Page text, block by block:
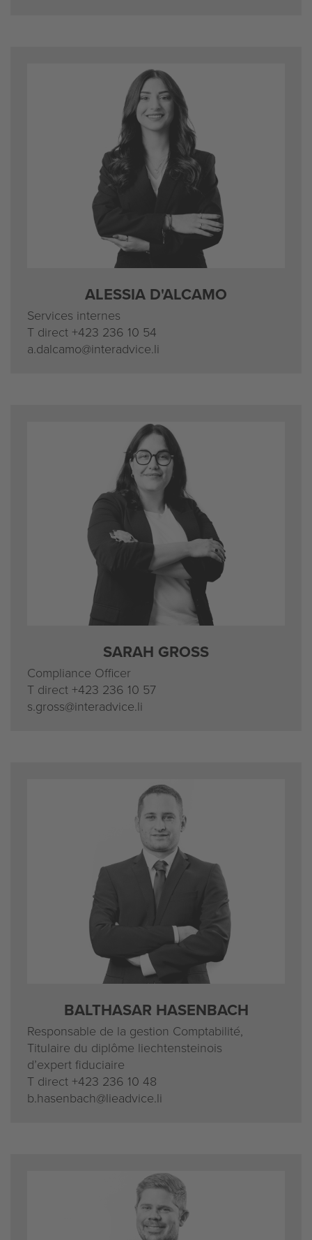
ALESSIA D'ALCAMO
Services internes
T direct +423 236 10 54
a.dalcamo@interadvice.li
SARAH GROSS
Compliance Officer
T direct +423 236 10 57
s.gross@interadvice.li
BALTHASAR HASENBACH
Responsable de la gestion Comptabilité,
Titulaire du diplôme liechtensteinois
d’expert fiduciaire
T direct +423 236 10 48
b.hasenbach@lieadvice.li